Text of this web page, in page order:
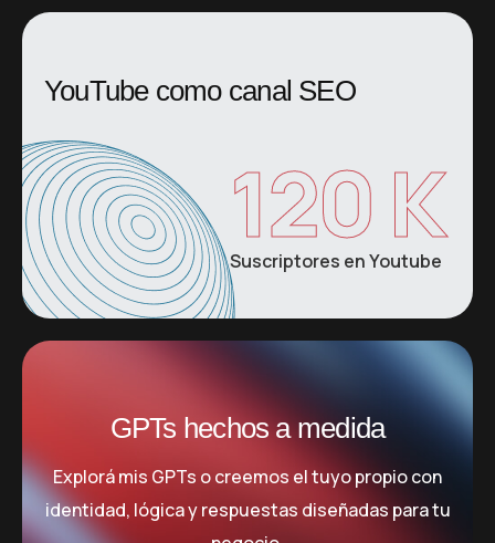
YouTube como canal SEO
Suscriptores en Youtube
120 K
GPTs hechos a medida
Explorá mis GPTs o creemos el tuyo propio con
identidad, lógica y respuestas diseñadas para tu